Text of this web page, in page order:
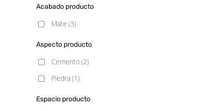
Acabado producto
Mate (3)
Aspecto producto
Cemento(2)
Piedra(1)
Espacio producto